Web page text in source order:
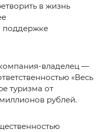
в жизнь
поддержке
владелец —
«Весь
туризма от
рублей.